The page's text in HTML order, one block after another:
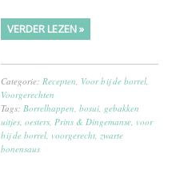
VERDER LEZEN »
Categorie:Recepten, Voor bij de borrel,
Voorgerechten
Tags:Borrelhappen,bosui, gebakken
uitjes,oesters,Prins & Dingemanse, voor
bij de borrel, voorgerecht,zwarte
bonensaus